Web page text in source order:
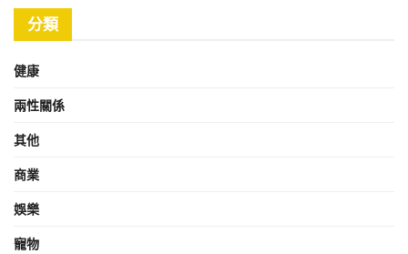
分類
健康
兩性關係
其他
商業
娛樂
寵物